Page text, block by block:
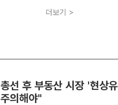
더보기 >
총선 후 부동산 시장 '현상
주의해야"